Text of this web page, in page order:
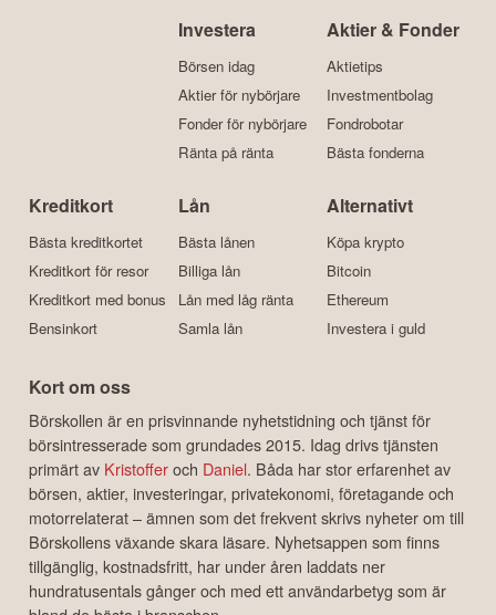
Investera
Börsen idag
Aktier för nybörjare
Fonder för nybörjare
Ränta på ränta
Aktier & Fonder
Aktietips
Investmentbolag
Fondrobotar
Bästa fonderna
Kreditkort
Bästa kreditkortet
Kreditkort för resor
Kreditkort med bonus
Bensinkort
Lån
Bästa lånen
Billiga lån
Lån med låg ränta
Samla lån
Alternativt
Köpa krypto
Bitcoin
Ethereum
Investera i guld
Kort om oss
Börskollen är en prisvinnande nyhetstidning och tjänst för
börsintresserade som grundades 2015. Idag drivs tjänsten
primärt av Kristofferoch Daniel. Båda har stor erfarenhet av
börsen, aktier, investeringar, privatekonomi, företagande och
motorrelaterat – ämnen som det frekvent skrivs nyheter om till
Börskollens växande skara läsare. Nyhetsappen som finns
tillgänglig, kostnadsfritt, har under åren laddats ner
hundratusentals gånger och med ett användarbetyg som är